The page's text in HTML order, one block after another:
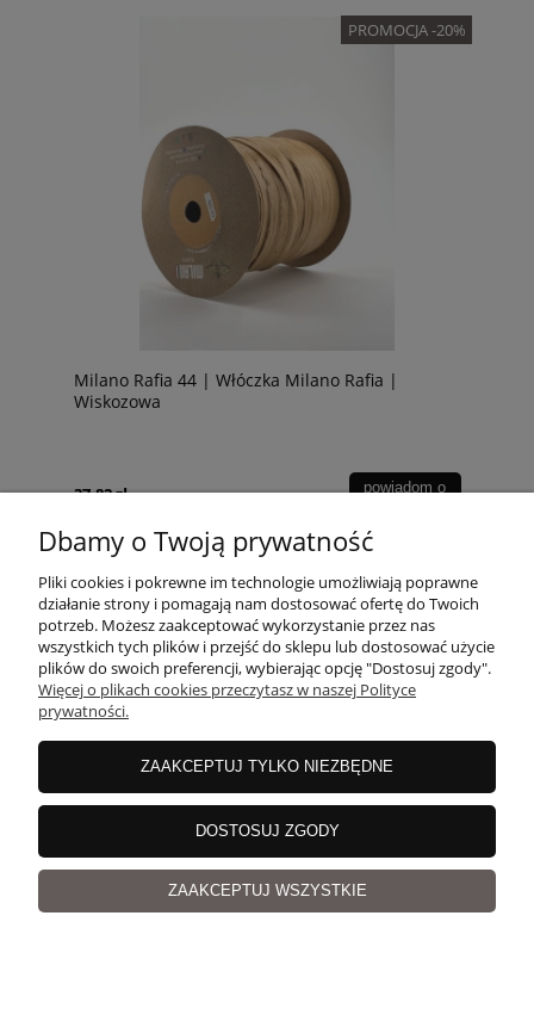
PROMOCJA -20%
Milano Rafia 44 | Włóczka Milano Rafia |
Wiskozowa
37,82 zł
Cena regularna:47,28 zł
Najniższa cena:
47,28 zł
powiadom o
PROMOCJA -20%
Dbamy o Twoją prywatność
Pliki cookies i pokrewne im technologie umożliwiają poprawne
działanie strony i pomagają nam dostosować ofertę do Twoich
potrzeb. Możesz zaakceptować wykorzystanie przez nas
wszystkich tych plików i przejść do sklepu lub dostosować użycie
plików do swoich preferencji, wybierając opcję "Dostosuj zgody".
Więcej o plikach cookies przeczytasz w naszej Polityce
prywatności.
ZAAKCEPTUJ TYLKO NIEZBĘDNE
DOSTOSUJ ZGODY
ZAAKCEPTUJ WSZYSTKIE